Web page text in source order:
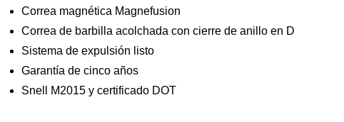
Correa magnética Magnefusion
Correa de barbilla acolchada con cierre de anillo en D
Sistema de expulsión listo
Garantía de cinco años
Snell M2015 y certificado DOT